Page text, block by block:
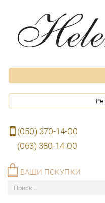
(050) 370-14-00
(063) 380-14-00
ВАШИ ПОКУПКИ